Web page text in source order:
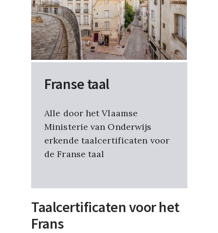
Franse taal
Alle door het Vlaamse
Ministerie van Onderwijs
erkende taalcertificaten voor
de Franse taal
Taalcertificaten voor het
Frans